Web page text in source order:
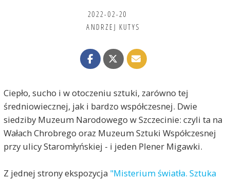
2022-02-20
ANDRZEJ KUTYS
Ciepło, sucho i w otoczeniu sztuki, zarówno tej
średniowiecznej, jak i bardzo współczesnej. Dwie
siedziby Muzeum Narodowego w Szczecinie: czyli ta na
Wałach Chrobrego oraz Muzeum Sztuki Współczesnej
przy ulicy Staromłyńskiej - i jeden Plener Migawki.
Z jednej strony ekspozycja "Misterium światła. Sztuka